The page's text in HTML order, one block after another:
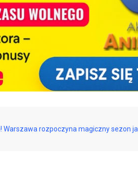
rozpoczyna magiczny sezon